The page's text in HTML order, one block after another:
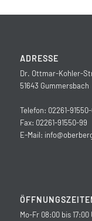
ADRESSE
Dr. Ottmar-Kohler-
51643 Gummersbach
Telefon: 02261-
Fax: 02261-91550-99
E-Mail:
Mo-Fr 08:00 bis 17:00